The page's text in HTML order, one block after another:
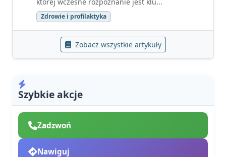
Zdrowie i profilaktyka
Zobacz wszystkie artykuły
Szybkie akcje
Zadzwoń
Nawiguj